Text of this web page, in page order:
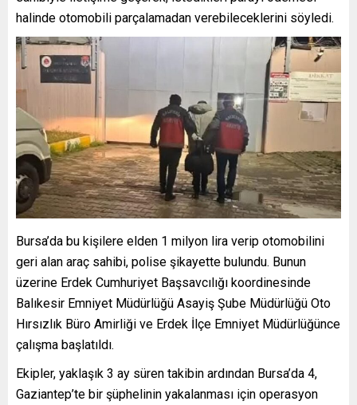
halinde otomobili parçalamadan verebileceklerini söyledi.
Bursa’da bu kişilere elden 1 milyon lira verip otomobilini
geri alan araç sahibi, polise şikayette bulundu. Bunun
üzerine Erdek Cumhuriyet Başsavcılığı koordinesinde
Balıkesir Emniyet Müdürlüğü Asayiş Şube Müdürlüğü Oto
Hırsızlık Büro Amirliği ve Erdek İlçe Emniyet Müdürlüğünce
çalışma başlatıldı.
Ekipler, yaklaşık 3 ay süren takibin ardından Bursa’da 4,
Gaziantep’te bir şüphelinin yakalanması için operasyon